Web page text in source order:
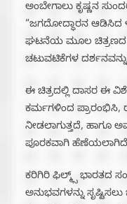
ಅಂಬೇಗಾಲು ಕೃಷ್ಣನ
“ಜಗದೋದ್ಧಾರನ ಆಡಿಸಿದ
ಘಟನೆಯ ಮೂಲ ಚಿತ್ರಣದ
ಚಟುವಟಿಕೆಗಳ
ಈ ಚಿತ್ರದಲ್ಲಿ ದಾಸರ ಈ
ಕರ್ಮಗಳಿಂದ ಪ್ರಾರಂಭಿಸಿ,
ನೀಡಲಾಗುತ್ತದೆ, ಹಾಗೂ
ಪೂರಕವಾಗಿ
ಕರಿಗಿರಿ ಫಿಲ್ಮ್ಸ್ ಭಾರತದ
ಅನುಭವಗಳನ್ನು